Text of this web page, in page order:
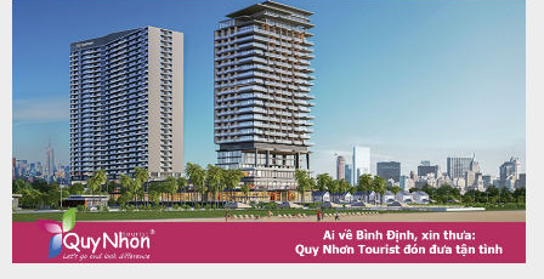
Tour
Phú
Tour